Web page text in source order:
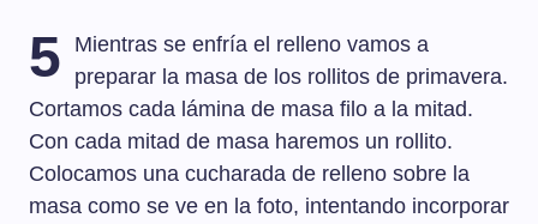
5
Mientras se enfría el relleno vamos a
preparar la masa de los rollitos de primavera.
Cortamos cada lámina de masa filo a la mitad.
Con cada mitad de masa haremos un rollito.
Colocamos una cucharada de relleno sobre la
masa como se ve en la foto, intentando incorporar